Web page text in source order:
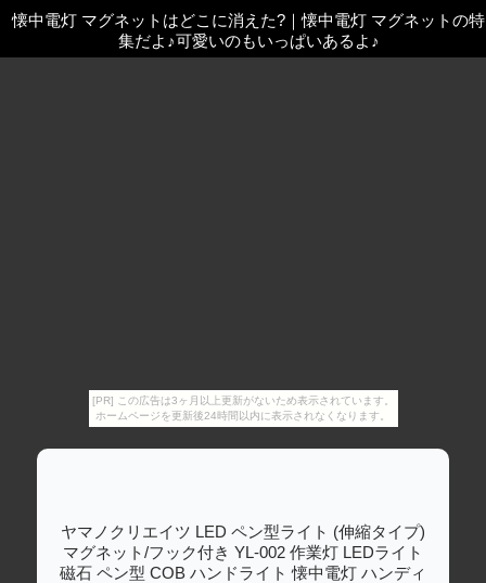
[PR] この広告は3ヶ月以上更新がないため表示されています。
ホームページを更新後24時間以内に表示されなくなります。
懐中電灯 マグネットはどこに消えた? ｜懐中電灯 マグネットの特
集だよ♪可愛いのもいっぱいあるよ♪
ヤマノクリエイツ LED ペン型ライト (伸縮タイプ)
マグネット/フック付き YL-002 作業灯 LEDライト
磁石 ペン型 COB ハンドライト 懐中電灯 ハンディ